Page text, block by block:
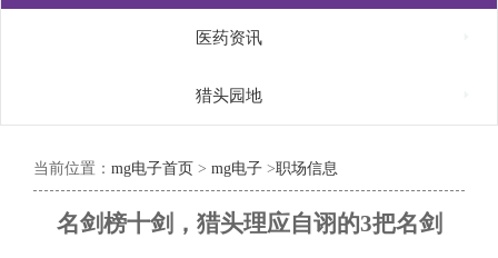
医药资讯
猎头园地
当前位置： mg电子首页 > mg电子 >职场信息
名剑榜十剑，猎头理应自诩的3把名剑